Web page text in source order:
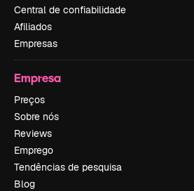
Central de confiabilidade
Afiliados
Empresas
Empresa
Preços
Sobre nós
Reviews
Emprego
Tendências de pesquisa
Blog